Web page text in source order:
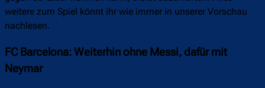
weitere zum Spiel könnt ihr wie immer in unserer Vorschau
nachlesen.
FC Barcelona: Weiterhin ohne Messi, dafür mit
Neymar